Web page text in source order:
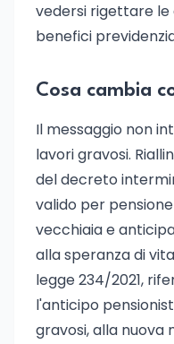
vedersi rigettare le
benefici
Cosa cambia
Il messaggio non
lavori gravosi.
del decreto
valido per
vecchiaia e
alla speranza di
legge 234/2021,
l'anticipo
gravosi, alla nuova